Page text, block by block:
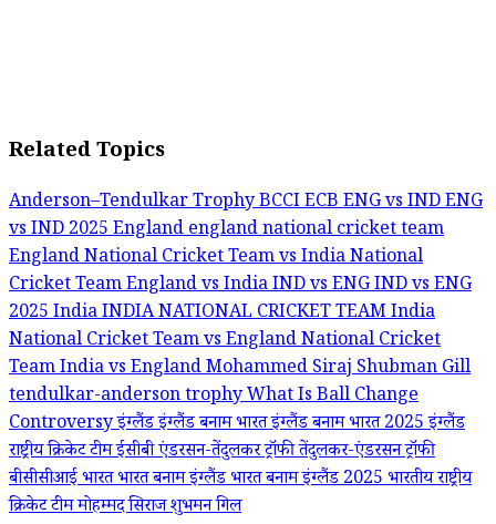
Related Topics
Anderson–Tendulkar TrophyBCCIECBENG vs INDENG
vs IND 2025Englandengland national cricket team
England National Cricket Team vs India National
Cricket TeamEngland vs IndiaIND vs ENGIND vs ENG
2025IndiaINDIA NATIONAL CRICKET TEAMIndia
National Cricket Team vs England National Cricket
TeamIndia vs EnglandMohammed SirajShubman Gill
tendulkar-anderson trophyWhat Is Ball Change
Controversyइंग्लैंडइंग्लैंड बनाम भारतइंग्लैंड बनाम भारत 2025इंग्लैंड
राष्ट्रीय क्रिकेट टीमईसीबीएंडरसन-तेंदुलकर ट्रॉफीतेंदुलकर-एंडरसन ट्रॉफी
बीसीसीआईभारतभारत बनाम इंग्लैंडभारत बनाम इंग्लैंड 2025भारतीय राष्ट्रीय
क्रिकेट टीममोहम्मद सिराजशुभमन गिल